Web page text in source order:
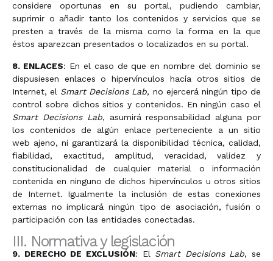
considere oportunas en su portal, pudiendo cambiar,
suprimir o añadir tanto los contenidos y servicios que se
presten a través de la misma como la forma en la que
éstos aparezcan presentados o localizados en su portal.
8. ENLACES: En el caso de que en nombre del dominio se
dispusiesen enlaces o hipervínculos hacía otros sitios de
Internet, el Smart Decisions Lab, no ejercerá ningún tipo de
control sobre dichos sitios y contenidos. En ningún caso el
Smart Decisions Lab, asumirá responsabilidad alguna por
los contenidos de algún enlace perteneciente a un sitio
web ajeno, ni garantizará la disponibilidad técnica, calidad,
fiabilidad, exactitud, amplitud, veracidad, validez y
constitucionalidad de cualquier material o información
contenida en ninguno de dichos hipervínculos u otros sitios
de Internet. Igualmente la inclusión de estas conexiones
externas no implicará ningún tipo de asociación, fusión o
participación con las entidades conectadas.
III. Normativa y legislación
9. DERECHO DE EXCLUSIÓN: El Smart Decisions Lab, se